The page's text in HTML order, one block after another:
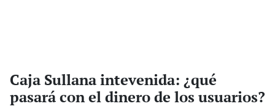
Caja Sullana intevenida: ¿qué
pasará con el dinero de los usuarios?